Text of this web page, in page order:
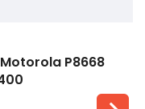
P8668